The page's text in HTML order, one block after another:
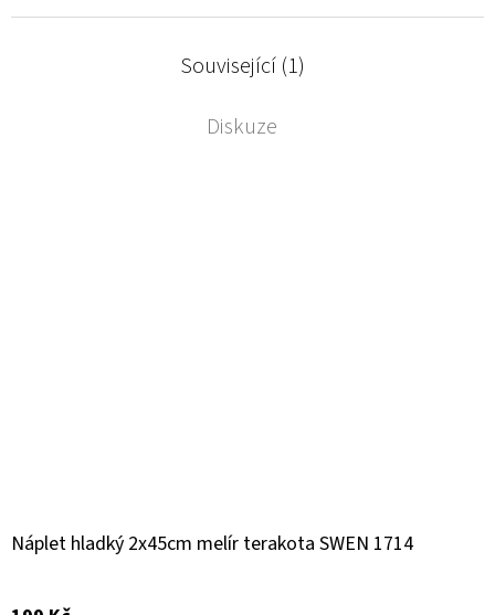
Související (1)
Diskuze
Náplet hladký 2x45cm melír terakota SWEN 1714